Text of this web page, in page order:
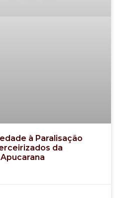
à Paralisação
da